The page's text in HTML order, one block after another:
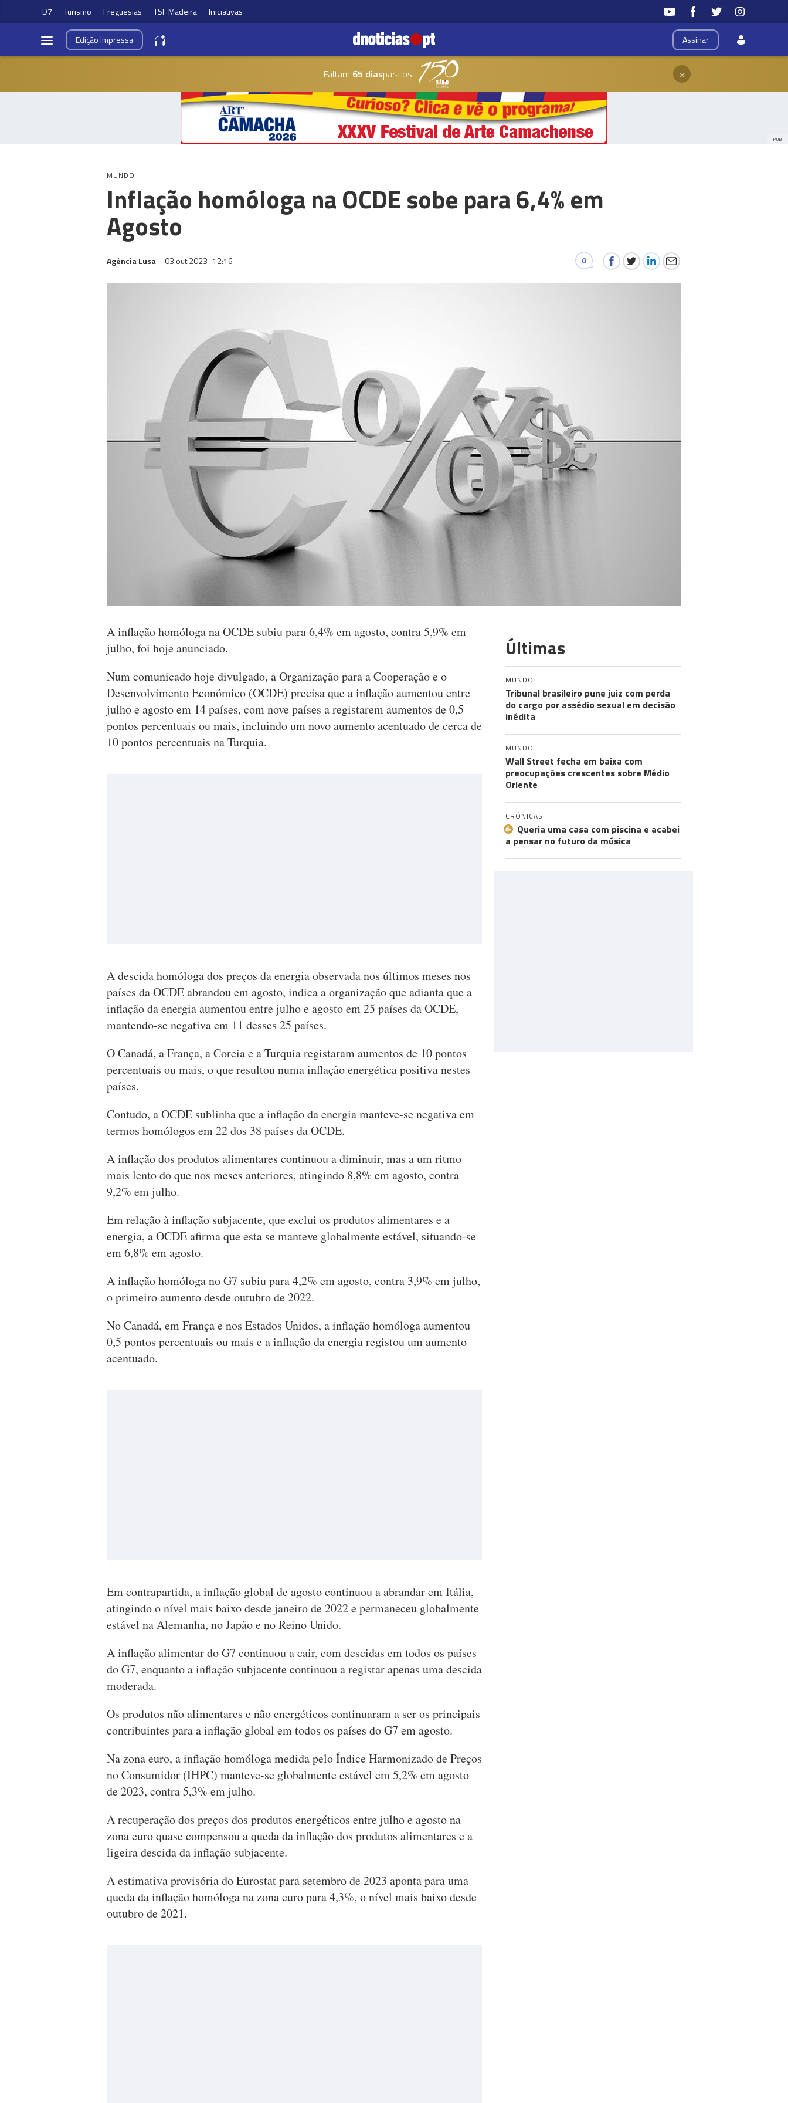
D7 Turismo Freguesias TSF Madeira Iniciativas
Assinar
EdiçãoImpressa
Faltam 65 diaspara os ×
PUB
MUNDO
Inflação homóloga na OCDE sobe para 6,4% em
Agosto
Agência Lusa 03 out 2023 12:16 0
A inflação homóloga na OCDE subiu para 6,4% em agosto, contra 5,9% em
julho, foi hoje anunciado.
Num comunicado hoje divulgado, a Organização para a Cooperação e o
Desenvolvimento Económico (OCDE) precisa que a inflação aumentou entre
julho e agosto em 14 países, com nove países a registarem aumentos de 0,5
pontos percentuais ou mais, incluindo um novo aumento acentuado de cerca de
10 pontos percentuais na Turquia.
A descida homóloga dos preços da energia observada nos últimos meses nos
países da OCDE abrandou em agosto, indica a organização que adianta que a
inflação da energia aumentou entre julho e agosto em 25 países da OCDE,
mantendo-se negativa em 11 desses 25 países.
O Canadá, a França, a Coreia e a Turquia registaram aumentos de 10 pontos
percentuais ou mais, o que resultou numa inflação energética positiva nestes
países.
Contudo, a OCDE sublinha que a inflação da energia manteve-se negativa em
termos homólogos em 22 dos 38 países da OCDE.
A inflação dos produtos alimentares continuou a diminuir, mas a um ritmo
mais lento do que nos meses anteriores, atingindo 8,8% em agosto, contra
9,2% em julho.
Em relação à inflação subjacente, que exclui os produtos alimentares e a
energia, a OCDE afirma que esta se manteve globalmente estável, situando-se
em 6,8% em agosto.
A inflação homóloga no G7 subiu para 4,2% em agosto, contra 3,9% em julho,
o primeiro aumento desde outubro de 2022.
No Canadá, em França e nos Estados Unidos, a inflação homóloga aumentou
0,5 pontos percentuais ou mais e a inflação da energia registou um aumento
acentuado.
Em contrapartida, a inflação global de agosto continuou a abrandar em Itália,
atingindo o nível mais baixo desde janeiro de 2022 e permaneceu globalmente
estável na Alemanha, no Japão e no Reino Unido.
A inflação alimentar do G7 continuou a cair, com descidas em todos os países
do G7, enquanto a inflação subjacente continuou a registar apenas uma descida
moderada.
Os produtos não alimentares e não energéticos continuaram a ser os principais
contribuintes para a inflação global em todos os países do G7 em agosto.
Na zona euro, a inflação homóloga medida pelo Índice Harmonizado de Preços
no Consumidor (IHPC) manteve-se globalmente estável em 5,2% em agosto
de 2023, contra 5,3% em julho.
A recuperação dos preços dos produtos energéticos entre julho e agosto na
zona euro quase compensou a queda da inflação dos produtos alimentares e a
ligeira descida da inflação subjacente.
A estimativa provisória do Eurostat para setembro de 2023 aponta para uma
queda da inflação homóloga na zona euro para 4,3%, o nível mais baixo desde
outubro de 2021.
Últimas
MUNDO
Tribunal brasileiro pune juiz com perda
do cargo por assédio sexual em decisão
inédita
MUNDO
Wall Street fecha em baixa com
preocupações crescentes sobre Médio
Oriente
CRÓNICAS
Queria uma casa com piscina e acabei
a pensar no futuro da música